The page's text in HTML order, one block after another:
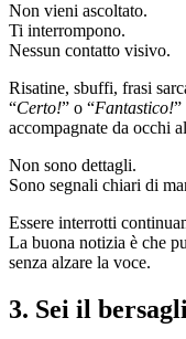
Non vieni ascoltato.
Ti interrompono.
Nessun contatto visivo.
Risatine, sbuffi, frasi
“Certo!” o “Fantastico!”
accompagnate da occhi
Non sono dettagli.
Sono segnali chiari di
Essere interrotti
La buona notizia è che
senza alzare la voce.
3. Sei il